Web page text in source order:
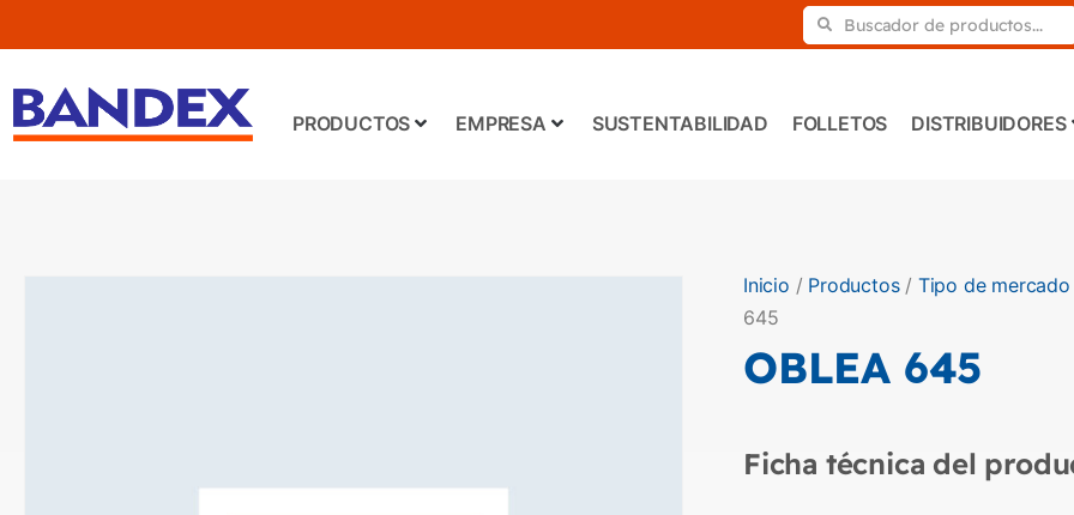
PRODUCTOS EMPRESA SUSTENTABILIDAD FOLLETOS DISTRIBUIDORES
Inicio / Productos/ Tipo de mercado
645
OBLEA 645
Ficha técnica del